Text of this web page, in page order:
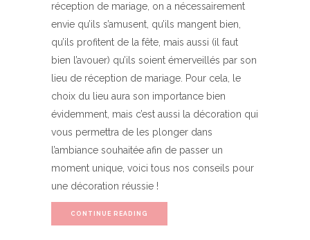
réception de mariage, on a nécessairement
envie qu’ils s’amusent, qu’ils mangent bien,
qu’ils profitent de la fête, mais aussi (il faut
bien l’avouer) qu’ils soient émerveillés par son
lieu de réception de mariage. Pour cela, le
choix du lieu aura son importance bien
évidemment, mais c’est aussi la décoration qui
vous permettra de les plonger dans
l’ambiance souhaitée afin de passer un
moment unique, voici tous nos conseils pour
une décoration réussie !
CONTINUE READING